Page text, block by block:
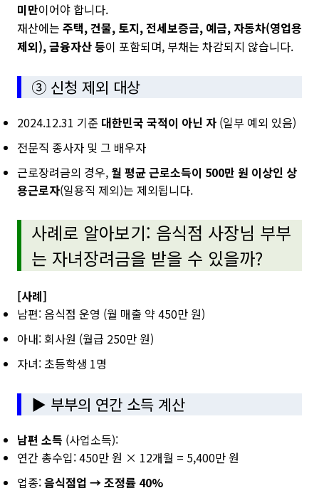
미만이어야 합니다.
재산에는 주택, 건물, 토지, 전세보증금, 예금, 자동차(영업용
제외), 금융자산 등이 포함되며, 부채는 차감되지 않습니다.
③ 신청 제외 대상
2024.12.31 기준 대한민국 국적이 아닌 자 (일부 예외 있음)
전문직 종사자 및 그 배우자
근로장려금의 경우, 월 평균 근로소득이 500만 원 이상인 상
용근로자(일용직 제외)는 제외됩니다.
사례로 알아보기: 음식점 사장님 부부
는 자녀장려금을 받을 수 있을까?
[사례]
남편: 음식점 운영 (월 매출 약 450만 원)
아내: 회사원 (월급 250만 원)
자녀: 초등학생 1명
▶ 부부의 연간 소득 계산
남편 소득 (사업소득):
연간 총수입: 450만 원 × 12개월 = 5,400만 원
업종:음식점업 → 조정률 40%